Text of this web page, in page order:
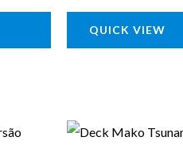
QUICK VIEW
O
preço
O
preço